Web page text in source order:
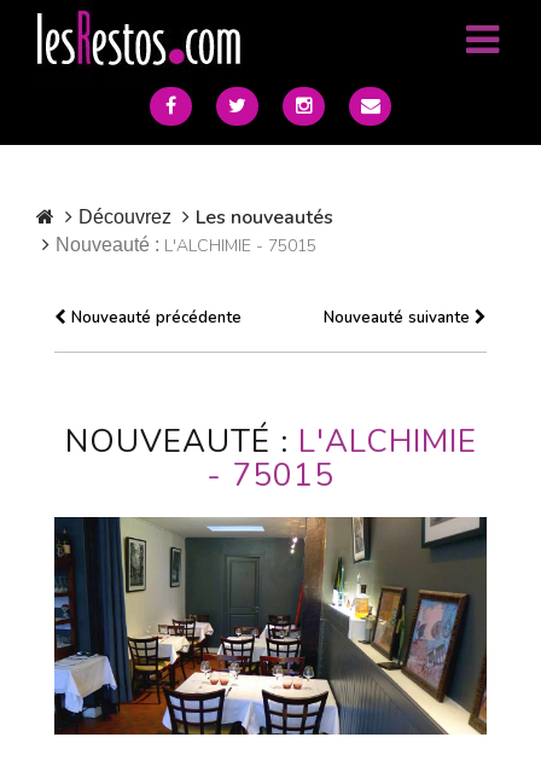
Découvrez Les nouveautés
Nouveauté : L'ALCHIMIE - 75015
Nouveauté précédente Nouveauté suivante
NOUVEAUTÉ : L'ALCHIMIE
- 75015